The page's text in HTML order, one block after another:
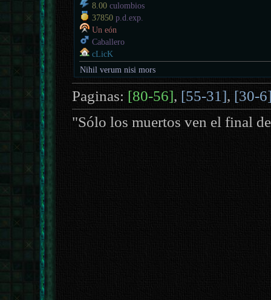
8.00 culombios
37850 p.d.exp.
Un eón
Caballero
cLicK
Nihil verum nisi mors
Paginas: [80-56], [55-31], [30-
"Sólo los muertos ven el final